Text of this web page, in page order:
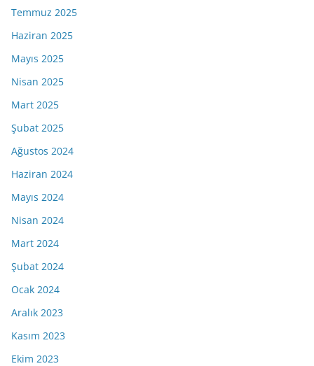
Temmuz 2025
Haziran 2025
Mayıs 2025
Nisan 2025
Mart 2025
Şubat 2025
Ağustos 2024
Haziran 2024
Mayıs 2024
Nisan 2024
Mart 2024
Şubat 2024
Ocak 2024
Aralık 2023
Kasım 2023
Ekim 2023